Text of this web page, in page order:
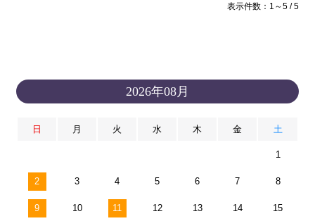
表示件数：1～5 / 5
2026年08月
日 月 火 水 木 金 土
1
2 3 4 5 6 7 8
9 10 11 12 13 14 15